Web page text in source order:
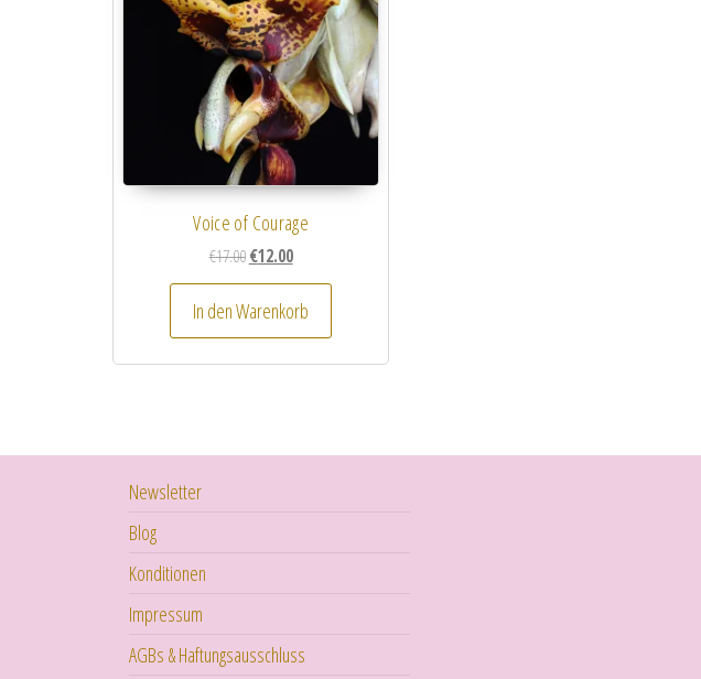
Voice of Courage
€17.00 Ursprünglicher Preis war: €17.00
€12.00Aktueller Preis ist: €12.00.
In den Warenkorb
Newsletter
Blog
Konditionen
Impressum
AGBs & Haftungsausschluss